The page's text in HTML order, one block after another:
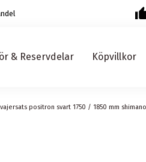
& Reservdelar Köpvillkor
positron svart 1750 / 1850 mm shimano